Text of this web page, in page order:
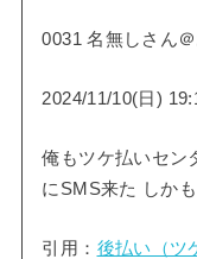
0031 名無しさん
2024/11/10(日)
俺もツケ払いセン
にSMS来た しかも
引用： 後払い（ツ